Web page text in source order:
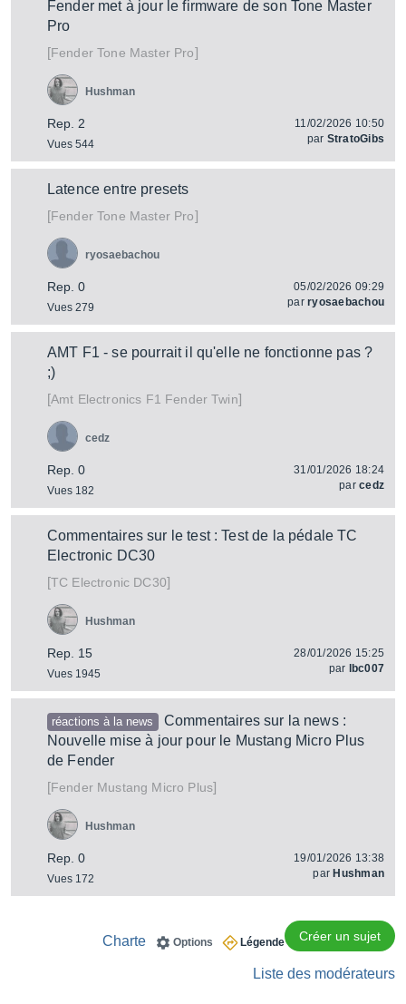
Fender met à jour le firmware de son Tone Master
Pro
[FenderTone Master Pro]
Rep. 2
Vues 544
Hushman
11/02/2026 10:50
par StratoGibs
Latence entre presets
[FenderTone Master Pro]
Rep. 0
Vues 279
ryosaebachou
05/02/2026 09:29
parryosaebachou
AMT F1 - se pourrait il qu'elle ne fonctionne pas ?
;)
[Amt Electronics F1 Fender Twin]
Rep. 0
Vues 182
cedz
31/01/2026 18:24
parcedz
Commentaires sur le test : Test de la pédale TC
Electronic DC30
[TC Electronic DC30]
Rep. 15
Vues 1945
Hushman
28/01/2026 15:25
par
lbc007
réactions à la news
Commentaires sur la news :
Nouvelle mise à jour pour le Mustang Micro Plus
de Fender
[FenderMustang Micro Plus]
Rep. 0
Vues 172
Hushman
19/01/2026 13:38
par Hushman
Créer un sujet
Légende
Options
Charte
Liste des modérateurs